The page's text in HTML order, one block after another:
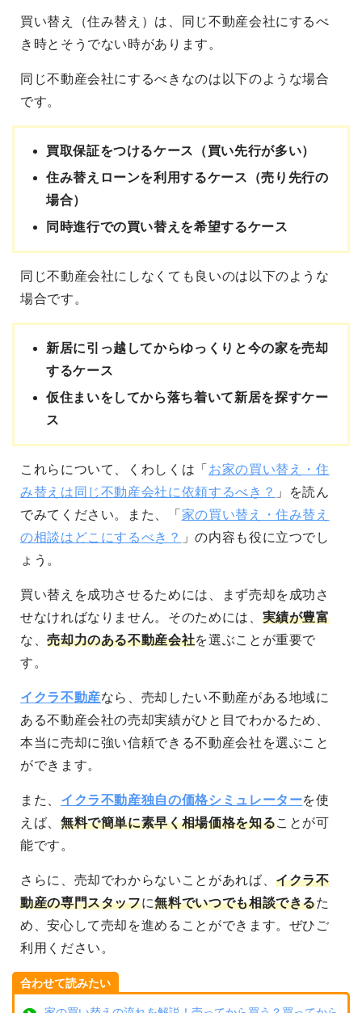
買い替え（住み替え）は、同じ不動産会社にするべ
き時とそうでない時があります。
同じ不動産会社にするべきなのは以下のような場合
です。
買取保証をつけるケース（買い先行が多い）
住み替えローンを利用するケース（売り先行の
場合）
同時進行での買い替えを希望するケース
同じ不動産会社にしなくても良いのは以下のような
場合です。
新居に引っ越してからゆっくりと今の家を売却
するケース
仮住まいをしてから落ち着いて新居を探すケー
ス
これらについて、くわしくは「 お家の買い替え・住
み替えは同じ不動産会社に依頼するべき？ 」を読ん
でみてください。また、「 家の買い替え・住み替え
の相談はどこにするべき？ 」の内容も役に立つでし
ょう。
買い替えを成功させるためには、まず売却を成功さ
せなければなりません。そのためには、 実績が豊富
な、売却力のある不動産会社を選ぶことが重要で
す。
イクラ不動産なら、売却したい不動産がある地域に
ある不動産会社の売却実績がひと目でわかるため、
本当に売却に強い信頼できる不動産会社を選ぶこと
ができます。
また、 イクラ不動産独自の価格シミュレーターを使
えば、 無料で簡単に素早く相場価格を知ることが可
能です。
さらに、売却でわからないことがあれば、イクラ不
動産の専門スタッフに無料でいつでも相談できるた
め、安心して売却を進めることができます。ぜひご
利用ください。
合わせて読みたい